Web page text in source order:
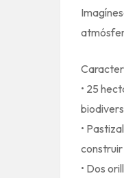
• 25
•
construir
• Dos